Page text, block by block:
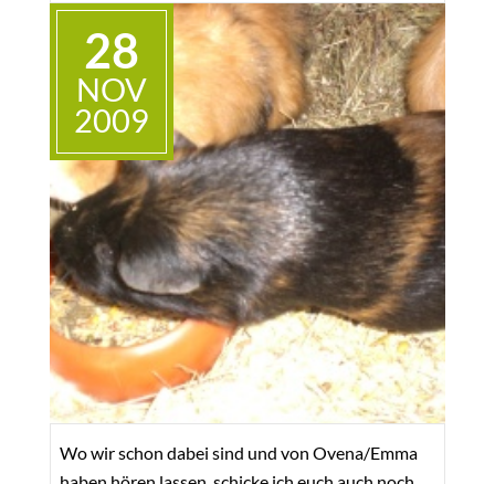
einfach da zu sein. Als ich den kleinen Raum
betrat, ruckte ihr Kopf hoch. Unmittelbar,
nachdem ich mich gesetzt hatte, kam sie sehr
langsam und vorsichtig zu mir und beschmuste
mich derart, dass ich das Gefühl hatte, sie sei
meine Katze.
Bei meinem dritten Besuch saß sie schnurrend
auf meinem Schoß und schien nacheinander Frau
Puzik und Herrn Franzen, die anwesend waren,
zeigen zu wollen, dass sie nun zu mir gehöre. Ich
fühlte mich von ihr adoptiert und adoptierte sie.
Bei mir zu Hause erkundete sie sofort voller
Neugierde die Wohnung und am nächsten Tag die
Balkone. Anfänglich gab ich ihr
Orientierungshilfen.
28
NOV
2009
Wo wir schon dabei sind und von Ovena/Emma